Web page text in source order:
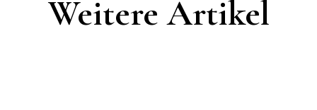
Weitere Artikel